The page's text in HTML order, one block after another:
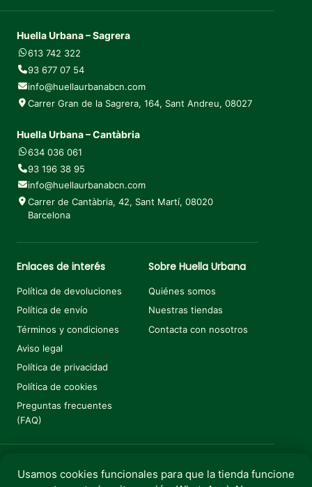
Huella Urbana – Sagrera
613 742 322
93 677 07 54
info@huellaurbanabcn.com
Carrer Gran de la Sagrera, 164, Sant Andreu, 08027
Huella Urbana – Cantàbria
634 036 061
93 196 38 95
info@huellaurbanabcn.com
Carrer de Cantàbria, 42, Sant Martí, 08020
Barcelona
Enlaces de interés
Política de devoluciones
Política de envío
Términos y condiciones
Aviso legal
Política de privacidad
Política de cookies
Preguntas frecuentes
(FAQ)
Sobre Huella Urbana
Quiénes somos
Nuestras tiendas
Contacta con nosotros
Usamos cookies funcionales para que la tienda funcione
€3,90 Añadir al carrito